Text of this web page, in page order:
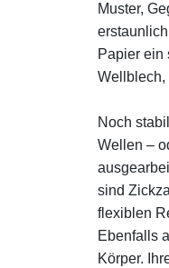
Muster,
Papier ein
Wellblech,
Noch
Wellen –
sind
flexiblen
Ebenfalls
Körper.